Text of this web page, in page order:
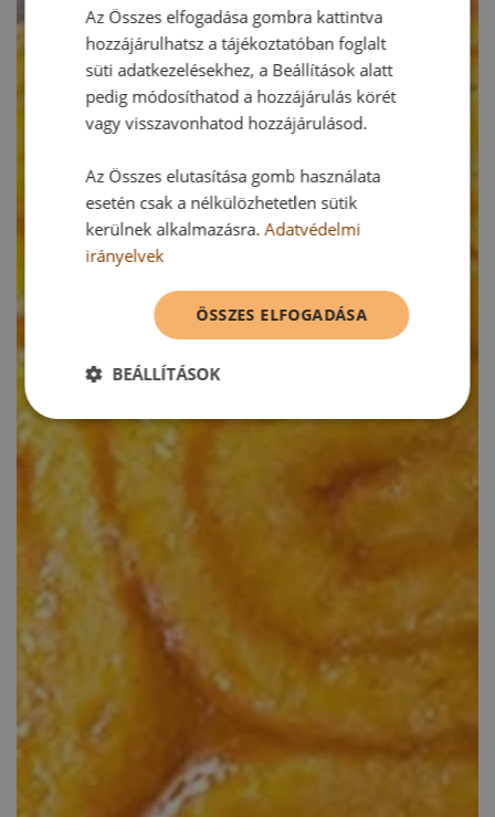
Az Összes elfogadása gombra kattintva
hozzájárulhatsz a tájékoztatóban foglalt
süti adatkezelésekhez, a Beállítások alatt
pedig módosíthatod a hozzájárulás körét
vagy visszavonhatod hozzájárulásod.
Az Összes elutasítása gomb használata
esetén csak a nélkülözhetetlen sütik
kerülnek alkalmazásra.Adatvédelmi
irányelvek
ÖSSZES ELFOGADÁSA
BEÁLLÍTÁSOK